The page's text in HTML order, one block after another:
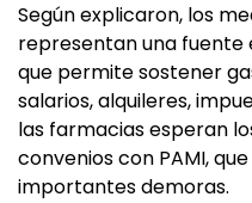
Según explicaron, los
representan una fuente
que permite sostener
salarios, alquileres,
las farmacias esperan
convenios con PAMI,
importantes demoras.